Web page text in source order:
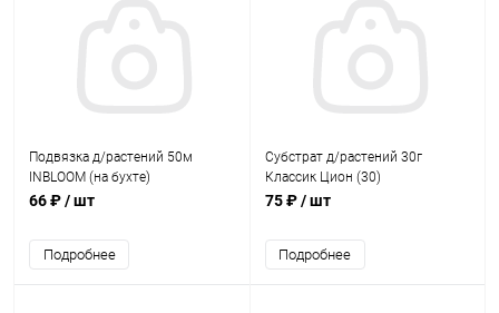
Подвязка д/растений 50м
INBLOOM (на бухте)
66 ₽/ шт
Подробнее
Субстрат д/растений 30г
Классик Цион (30)
75 ₽/ шт
Подробнее